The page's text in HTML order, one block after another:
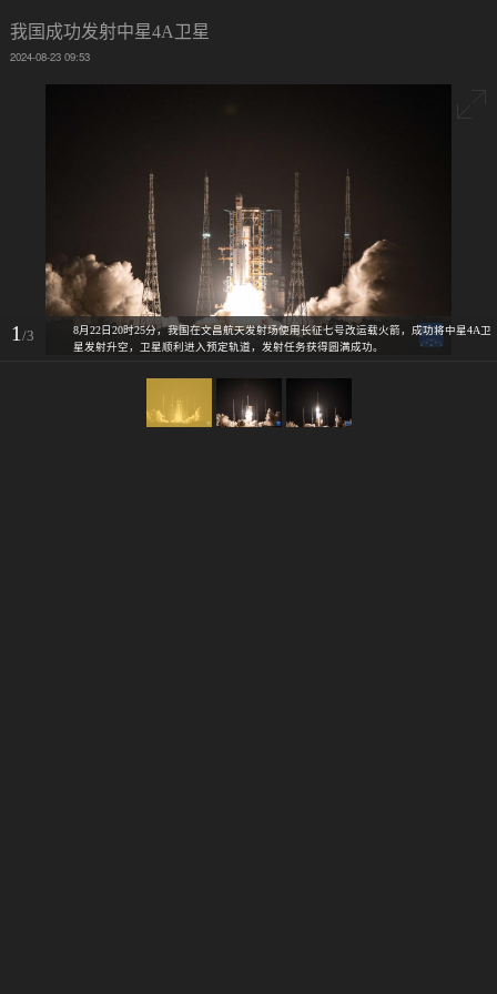
我国成功发射中星4A卫星
2024-08-23 09:53
1/3
8月22日20时25分，我国在文昌航天发射场使用长征七号改运载火箭，成功将中星4A卫
星发射升空，卫星顺利进入预定轨道，发射任务获得圆满成功。